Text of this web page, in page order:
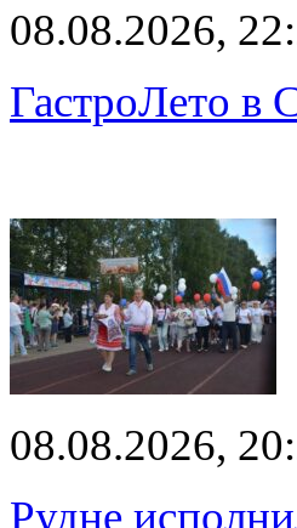
08.08.2026,
ГастроЛето в
08.08.2026,
Рудне